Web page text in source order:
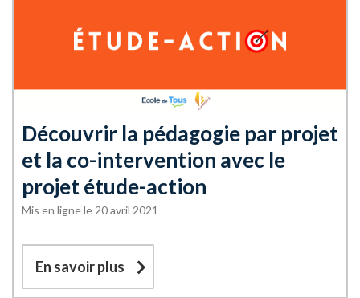
Découvrir la pédagogie par projet
et la co-intervention avec le
projet étude-action
Mis en ligne le 20 avril 2021
En savoir plus